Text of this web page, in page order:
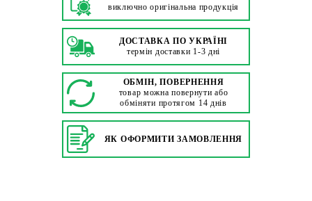
виключно оригінальна продукція
ДОСТАВКА ПО УКРАЇНІ
термін доставки 1-3 дні
ОБМІН, ПОВЕРНЕННЯ
товар можна повернути або
обміняти протягом 14 днів
ЯК ОФОРМИТИ ЗАМОВЛЕННЯ